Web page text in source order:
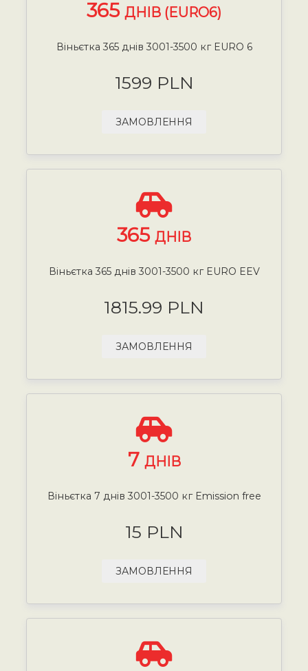
365 ДНІВ (EURO6)
Віньєтка 365 днів 3001-3500 кг EURO 6
1599 PLN
ЗАМОВЛЕННЯ
365 ДНІВ
Віньєтка 365 днів 3001-3500 кг EURO EEV
1815.99 PLN
ЗАМОВЛЕННЯ
7 ДНІВ
Віньєтка 7 днів 3001-3500 кг Emission free
15 PLN
ЗАМОВЛЕННЯ